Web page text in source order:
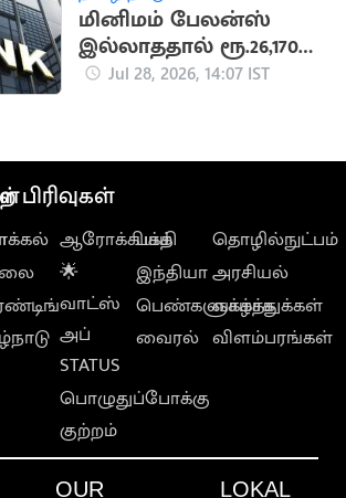
மினிமம் பேலன்ஸ்
இல்லாததால் ரூ.26,170
கோடிக்கு மேல்
Jul 28, 2026, 14:07 IST
பிரிவுகள்
ஆரோக்கியம்
🌟
வாட்ஸ்
அப்
STATUS
பொழுதுப்போக்கு
குற்றம்
பக்தி
இந்தியா
பெண்களுக்காக
வைரல்
தொழில்நுட்பம்
அரசியல்
வாழ்த்துக்கள்
விளம்பரங்கள்
OUR LOKAL